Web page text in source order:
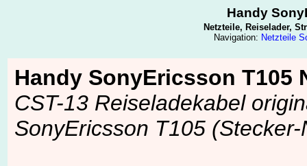
Handy
Netzteile, Reiselader,
Navigation: Netzteile
Handy SonyEricsson T105
CST-13 Reiseladekabel
SonyEricsson T105